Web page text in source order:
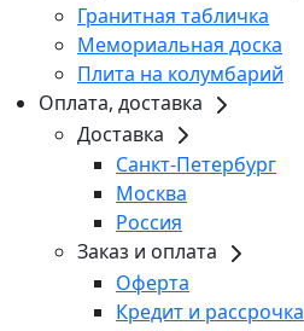
Гранитная табличка
Мемориальная доска
Плита на колумбарий
Оплата, доставка
Доставка
Санкт-Петербург
Москва
Россия
Заказ и оплата
Оферта
Кредит и рассрочка